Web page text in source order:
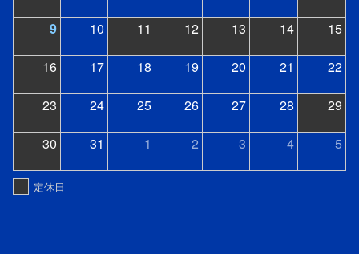
9 10 11 12 13 14 15
16 17 18 19 20 21 22
23 24 25 26 27 28 29
30 31 1 2 3 4 5
定休日